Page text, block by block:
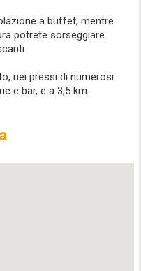
a buffet, mentre
potrete sorseggiare
nei pressi di numerosi
e bar, e a 3,5 km